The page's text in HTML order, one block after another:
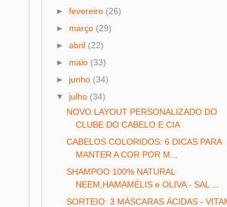
► fevereiro (26)
► março (29)
► abril (22)
► maio (33)
► junho (34)
▼ julho (34)
NOVO LAYOUT PERSONALIZADO DO
CLUBE DO CABELO E CIA
CABELOS COLORIDOS: 6 DICAS PARA
MANTER A COR POR M...
SHAMPOO 100% NATURAL
NEEM,HAMAMÉLIS e OLIVA - SAL ...
SORTEIO: 3 MÁSCARAS ÁCIDAS -